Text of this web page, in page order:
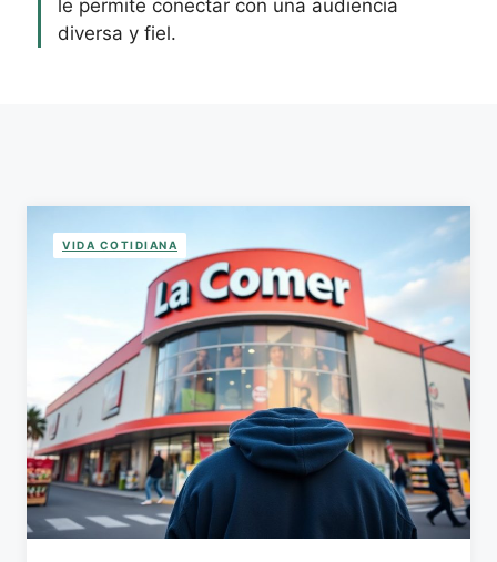
le permite conectar con una audiencia
diversa y fiel.
VIDA COTIDIANA